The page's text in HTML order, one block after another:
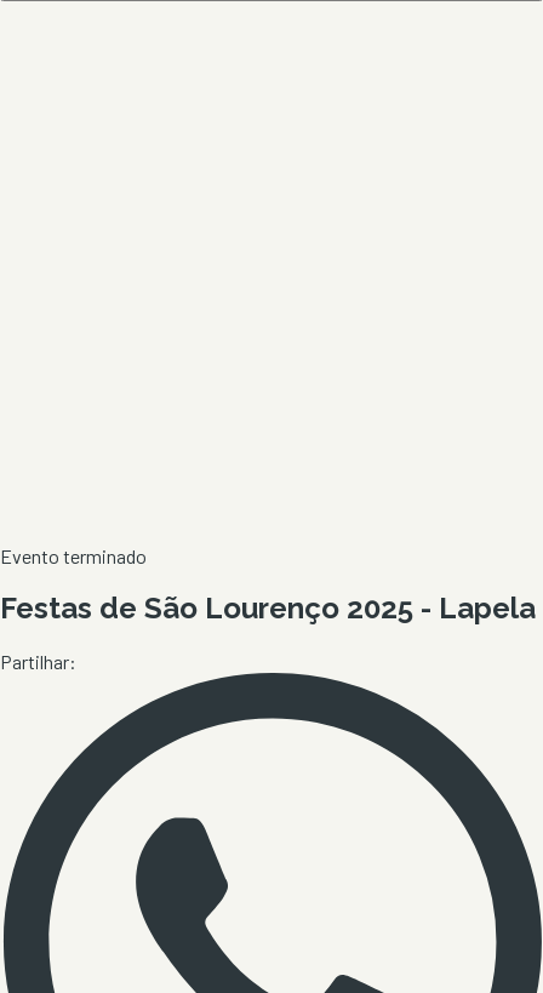
Evento terminado
Festas de São Lourenço 2025 - Lapela
Partilhar: